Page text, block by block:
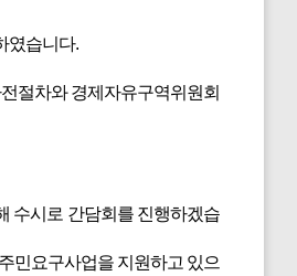
였습니다.
절차와 경제자유구역위원회
수시로 간담회를 진행하겠습
민요구사업을 지원하고 있으